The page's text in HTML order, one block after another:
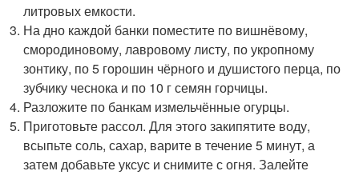
литровых емкости.
На дно каждой банки поместите по вишнёвому,
смородиновому, лавровому листу, по укропному
зонтику, по 5 горошин чёрного и душистого перца, по
зубчику чеснока и по 10 г семян горчицы.
Разложите по банкам измельчённые огурцы.
Приготовьте рассол. Для этого закипятите воду,
всыпьте соль, сахар, варите в течение 5 минут, а
затем добавьте уксус и снимите с огня. Залейте